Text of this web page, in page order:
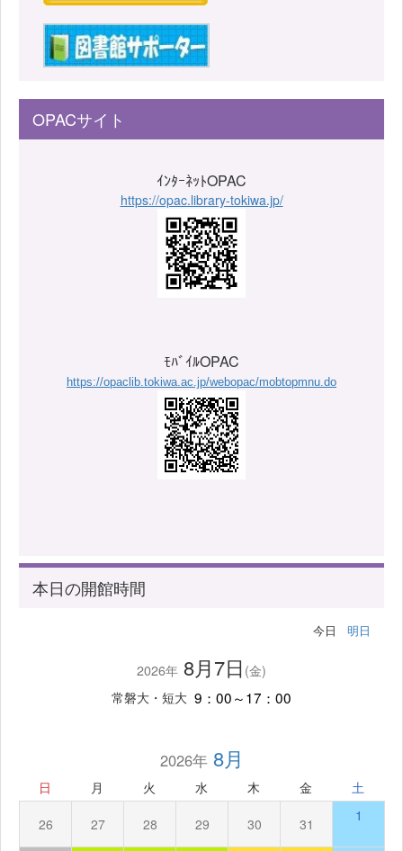
OPACサイト
ｲﾝﾀｰﾈｯﾄOPAC
https://opac.library-tokiwa.jp/
ﾓﾊﾞｲﾙOPAC
https://opaclib.tokiwa.ac.jp/webopac/mobtopmnu.do
本日の開館時間
今日 明日
2026年 8月7日 (金)
常磐大・短大 9：00～17：00
2026年8月
日 月 火 水 木 金 土
26 27 28 29 30 31 1